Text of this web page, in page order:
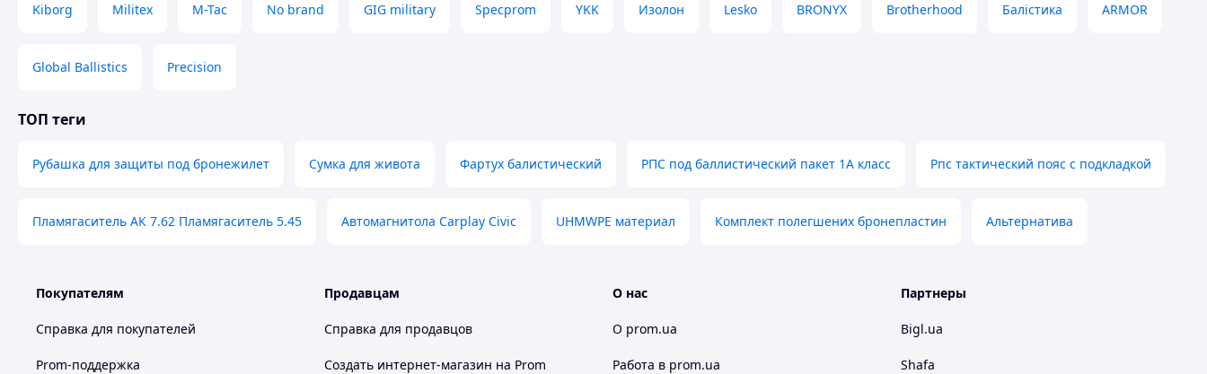
✅
Вес плиты 1.9 кг
✅ Передняя сторона:антиосколковый войлок
✅ Надежная европейская сталь
✅ Протокол испытаний —предоставляем по запросу
Kiborg Militex M-Tac No brand GIG military Specprom YKK Изолон Lesko BRONYX Brotherhood Балістика ARMOR
Global Ballistics Precision
ТОП теги
Рубашка для защиты под бронежилет Сумка для живота Фартух балистический РПС под баллистический пакет 1А класс Рпс тактический пояс с подкладкой
Пламягаситель АК 7.62 Пламягаситель 5.45 Автомагнитола Carplay Civic UHMWPE материал Комплект полегшених бронепластин Альтернатива
Покупателям
Справка для покупателей
Prom-поддержка
Продавцам
Справка для продавцов
Создать интернет-магазин на Prom
О нас
О prom.ua
Работа в prom.ua
Партнеры
Bigl.ua
Shafa